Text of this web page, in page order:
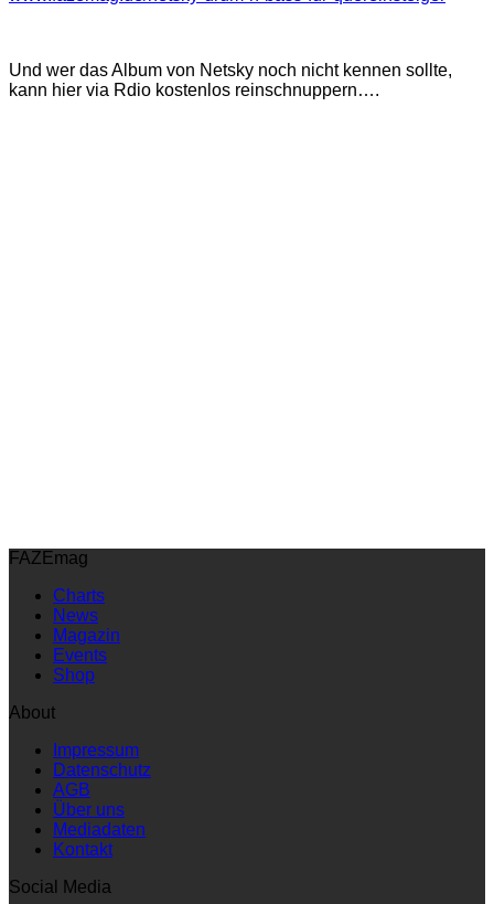
Und wer das Album von Netsky noch nicht kennen sollte,
kann hier via Rdio kostenlos reinschnuppern….
FAZEmag
Charts
News
Magazin
Events
Shop
About
Impressum
Datenschutz
AGB
Über uns
Mediadaten
Kontakt
Social Media